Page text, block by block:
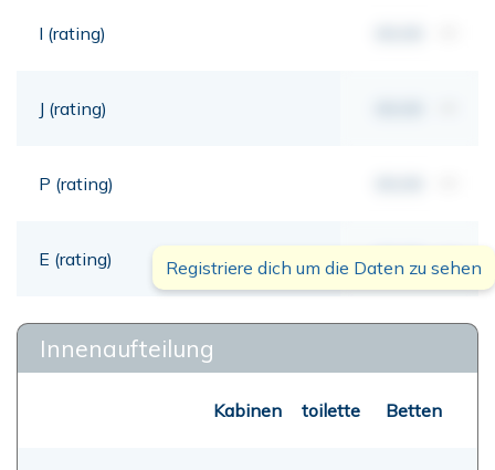
I (rating)
J (rating)
P (rating)
E (rating) 00,00 mt
Registriere dich um die Daten zu sehen
Innenaufteilung
Kabinen toilette Betten